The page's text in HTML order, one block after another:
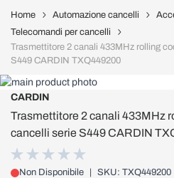
Home Automazione cancelli
Telecomandi per cancelli
Trasmettitore 2 canali 433MHz rolling
S449 CARDIN TXQ449200
CARDIN
Trasmettitore 2 canali 433MHz
cancelli serie S449 CARDIN
Non Disponibile SKU: TXQ449200